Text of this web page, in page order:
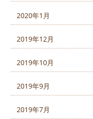
2020年1月
2019年12月
2019年10月
2019年9月
2019年7月